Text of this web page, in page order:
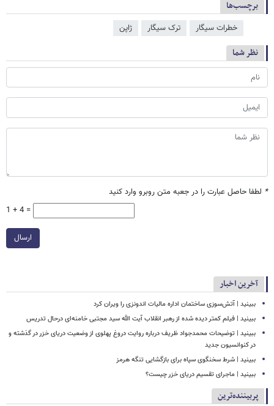
برچسب‌ها
خطرات سیگار ترک سیگار ژاپن
نظر شما
* لطفا حاصل عبارت را در جعبه متن روبرو وارد کنید
1 + 4 =
ارسال
آخرین اخبار
ببینید | آتش‌سوزی ساختمان اداره مالیات اندونزی را ویران کرد
ببینید | فیلم کمتر دیده شده از رهبر انقلاب آیت الله سید مجتبی خامنه‌ای درحال تدریس
ببینید | توضیحات محمدجواد ظریف درباره روایت دروغ پهلوی از وضعیت دریای خزر در گذشته و
در کنوانسیون جدید
ببینید | شرط سخنگوی سپاه برای بازگشایی تنگه هرمز
ببینید | ماجرای تقسیم دریای خزر چیست؟
پربیننده‌ترین